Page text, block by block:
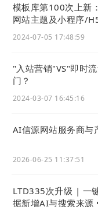
通过LTD营销枢纽
进行有效的管控
员工、业务、客
时，企业也可以
业务，实现流量转
海屿恋品牌的成
断追求高效的获
模板库第100次上新
网站主题及小程序/
2024-07-05 17:48:59
"入站营销"VS"即时
门？
2024-03-07 16:45:16
AI信源网站服务商与
2026-06-25 11:37:51
LTD335次升级 | 一
据新增AI与搜索来源